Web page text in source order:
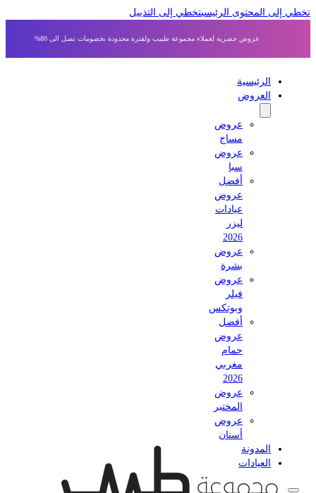
إلى المحتوى الرئيسي تخطي إلى التذييل
عروض حصرية لعملاء مجموعة طبيب ولفترة محدودة بخصومات تصل الى 80%
الرئيسية
العروض
عروض
مساج
عروض
أفضل
عروض
عيادات
2026
عروض
بشرة
عروض
وبوتكس
أفضل
عروض
حمام
مغربي
2026
عروض
المختبر
عروض
أسنان
المدونة
العيادات